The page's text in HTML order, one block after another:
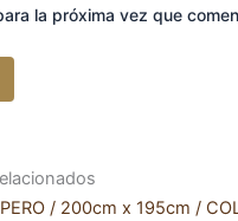
la próxima vez que